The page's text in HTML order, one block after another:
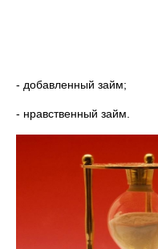
- добавленный займ;
- нравственный займ.